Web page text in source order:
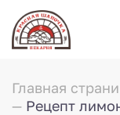
Главная
Рецепт